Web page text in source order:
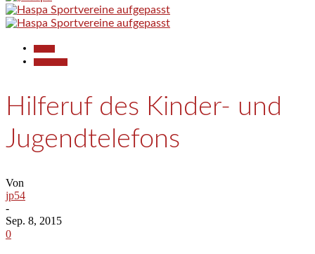
Hilferuf des Kinder- und
Jugendtelefons
Von
jp54
-
Sep. 8, 2015
0